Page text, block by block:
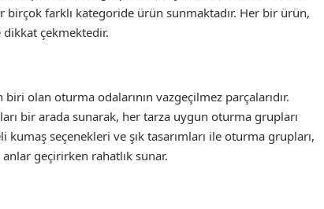
birçok farklı kategoride ürün sunmaktadır. Her bir ürün,
çekmektedir.
olan oturma odalarının vazgeçilmez parçalarıdır.
bir arada sunarak, her tarza uygun oturma grupları
seçenekleri ve şık tasarımları ile oturma grupları,
geçirirken rahatlık sunar.